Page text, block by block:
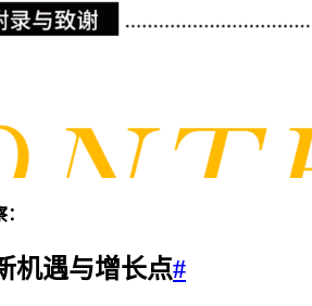
机遇与增长点#